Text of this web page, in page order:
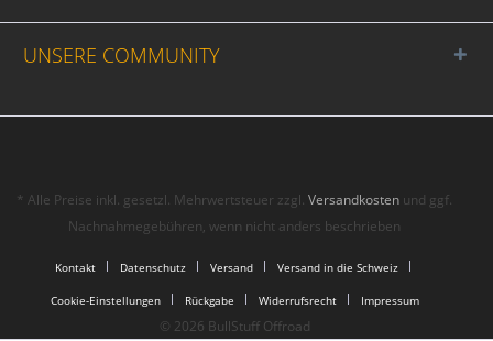
UNSERE COMMUNITY
* Alle Preise inkl. gesetzl. Mehrwertsteuer zzgl.Versandkosten und ggf.
Nachnahmegebühren, wenn nicht anders beschrieben
Kontakt Datenschutz Versand Versand in die Schweiz
Cookie-Einstellungen Rückgabe Widerrufsrecht Impressum
© 2026 BullStuff Offroad